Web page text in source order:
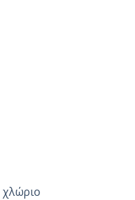
χλώριο